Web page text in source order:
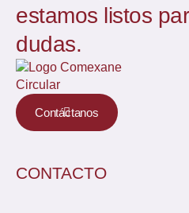
estamos listos
dudas.
Contáctanos
CONTACTO